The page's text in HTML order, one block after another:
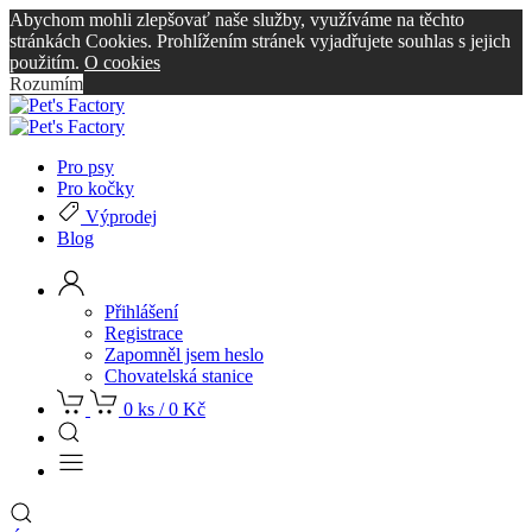
Abychom mohli zlepšovať naše služby, využíváme na těchto
stránkách Cookies. Prohlížením stránek vyjadřujete souhlas s jejich
použitím. O cookies
Rozumím
Pro psy
Pro kočky
Výprodej
Blog
Přihlášení
Registrace
Zapomněl jsem heslo
Chovatelská stanice
0 ks / 0 Kč